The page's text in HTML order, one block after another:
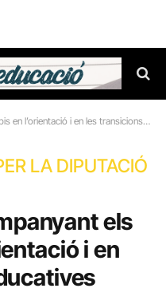
i en les transicions educatives
LA DIPUTACIÓ
els
i en